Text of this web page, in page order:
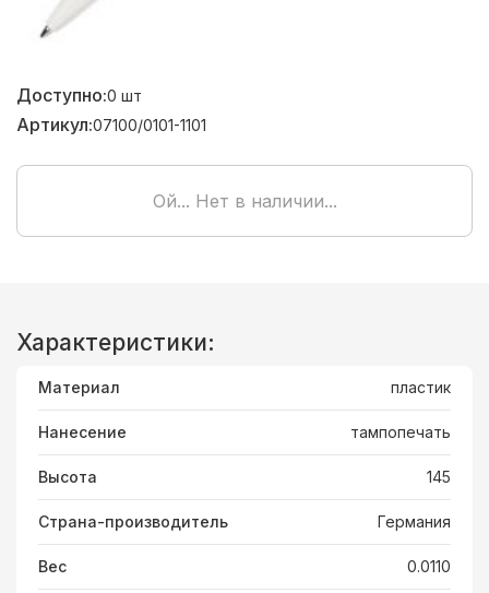
Доступно:0 шт
Артикул:07100/0101-1101
Ой... Нет в наличии...
Характеристики:
Материал пластик
Нанесение тампопечать
Высота 145
Страна-производитель Германия
Вес 0.0110